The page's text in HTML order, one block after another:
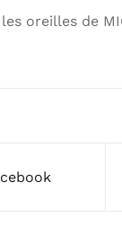
oreilles de